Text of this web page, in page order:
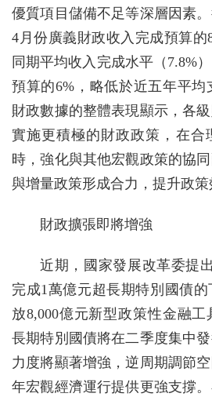
優質項目儲備不足等深層因素
4月份廣義財政收入完成預算的
同期平均收入完成水平（7.8%
預算的6%，略低於近五年平均
財政數據的整體表現顯示，各
實施更積極的財政政策，在合
時，強化與其他宏觀政策的協
與增量政策形成合力，提升政策
財政擴張即將增強
近期，國家發展改革委提
完成1萬億元超長期特別國債
放8,000億元新型政策性金融
長期特別國債將在二季度集中
力度將顯著增強，逆周期調節
年宏觀經濟運行提供更強支撐